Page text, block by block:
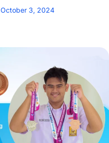
October 3, 2024